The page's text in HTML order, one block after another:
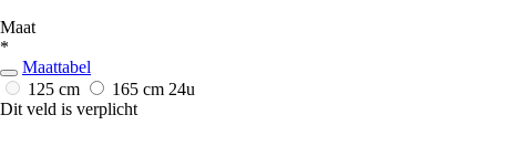
Maat
*
Maattabel
125 cm
165 cm 24u
Dit veld is verplicht